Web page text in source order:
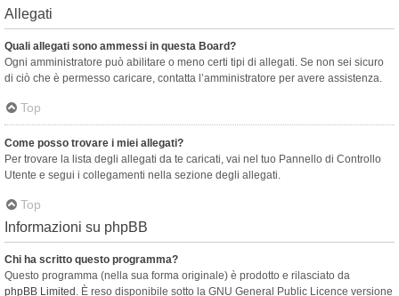
Allegati
Quali allegati sono ammessi in questa Board?
Ogni amministratore può abilitare o meno certi tipi di allegati. Se non sei sicuro
di ciò che è permesso caricare, contatta l’amministratore per avere assistenza.
Top
Come posso trovare i miei allegati?
Per trovare la lista degli allegati da te caricati, vai nel tuo Pannello di Controllo
Utente e segui i collegamenti nella sezione degli allegati.
Top
Informazioni su phpBB
Chi ha scritto questo programma?
Questo programma (nella sua forma originale) è prodotto e rilasciato da
phpBB Limited . È reso disponibile sotto la GNU General Public Licence versione